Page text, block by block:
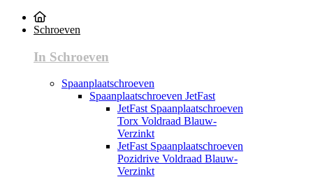
Schroeven
In Schroeven
Spaanplaatschroeven
Spaanplaatschroeven JetFast
JetFast Spaanplaatschroeven
Torx Voldraad Blauw-
Verzinkt
JetFast Spaanplaatschroeven
Pozidrive Voldraad Blauw-
Verzinkt